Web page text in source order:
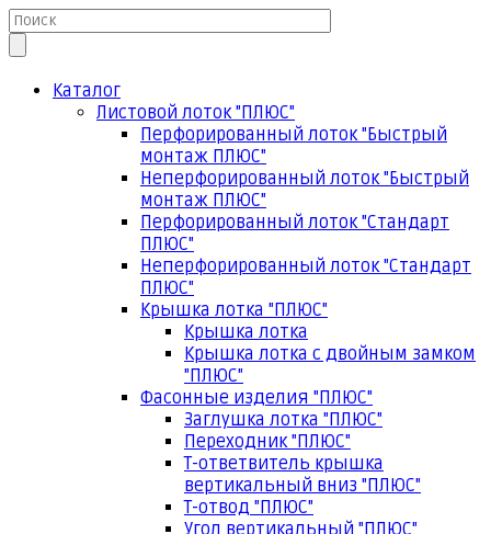
Каталог
Листовой лоток "ПЛЮС"
Перфорированный лоток "Быстрый
монтаж ПЛЮС"
Неперфорированный лоток "Быстрый
монтаж ПЛЮС"
Перфорированный лоток "Стандарт
ПЛЮС"
Неперфорированный лоток "Стандарт
ПЛЮС"
Крышка лотка "ПЛЮС"
Крышка лотка
Крышка лотка с двойным замком
"ПЛЮС"
Фасонные изделия "ПЛЮС"
Заглушка лотка "ПЛЮС"
Переходник "ПЛЮС"
Т-ответвитель крышка
вертикальный вниз "ПЛЮС"
Т-отвод "ПЛЮС"
Угол вертикальный "ПЛЮС"